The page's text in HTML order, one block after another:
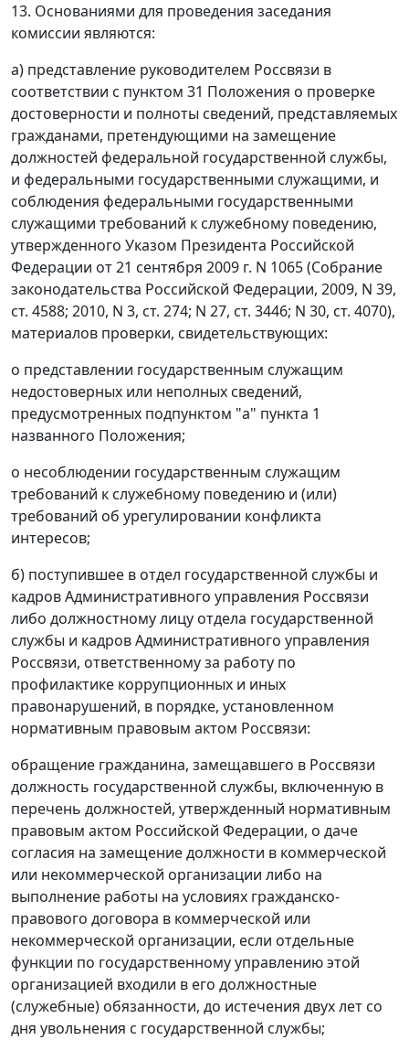
13. Основаниями для проведения заседания
комиссии являются:
а) представление руководителем Россвязи в
соответствии с пунктом 31 Положения о проверке
достоверности и полноты сведений, представляемых
гражданами, претендующими на замещение
должностей федеральной государственной службы,
и федеральными государственными служащими, и
соблюдения федеральными государственными
служащими требований к служебному поведению,
утвержденного Указом Президента Российской
Федерации от 21 сентября 2009 г. N 1065 (Собрание
законодательства Российской Федерации, 2009, N 39,
ст. 4588; 2010, N 3, ст. 274; N 27, ст. 3446; N 30, ст. 4070),
материалов проверки, свидетельствующих:
о представлении государственным служащим
недостоверных или неполных сведений,
предусмотренных подпунктом "а" пункта 1
названного Положения;
о несоблюдении государственным служащим
требований к служебному поведению и (или)
требований об урегулировании конфликта
интересов;
б) поступившее в отдел государственной службы и
кадров Административного управления Россвязи
либо должностному лицу отдела государственной
службы и кадров Административного управления
Россвязи, ответственному за работу по
профилактике коррупционных и иных
правонарушений, в порядке, установленном
нормативным правовым актом Россвязи:
обращение гражданина, замещавшего в Россвязи
должность государственной службы, включенную в
перечень должностей, утвержденный нормативным
правовым актом Российской Федерации, о даче
согласия на замещение должности в коммерческой
или некоммерческой организации либо на
выполнение работы на условиях гражданско-
правового договора в коммерческой или
некоммерческой организации, если отдельные
функции по государственному управлению этой
организацией входили в его должностные
(служебные) обязанности, до истечения двух лет со
дня увольнения с государственной службы;